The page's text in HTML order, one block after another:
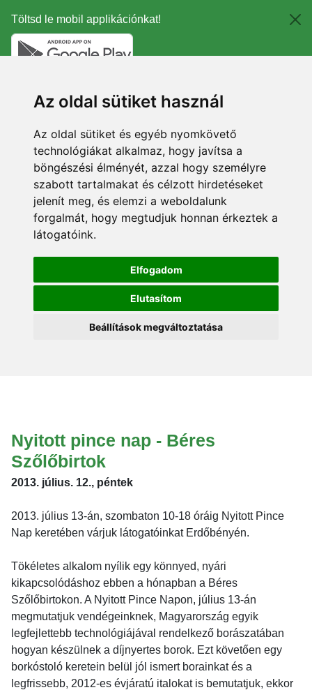
Töltsd le mobil applikációnkat!
Az oldal sütiket használ
Az oldal sütiket és egyéb nyomkövető
technológiákat alkalmaz, hogy javítsa a
böngészési élményét, azzal hogy személyre
szabott tartalmakat és célzott hirdetéseket
jelenít meg, és elemzi a weboldalunk
forgalmát, hogy megtudjuk honnan érkeztek a
látogatóink.
Elfogadom
Elutasítom
Beállítások megváltoztatása
Nyitott pince nap - Béres
Szőlőbirtok
2013. július. 12., péntek
2013. július 13-án, szombaton 10-18 óráig Nyitott Pince
Nap keretében várjuk látogatóinkat Erdőbényén.
Tökéletes alkalom nyílik egy könnyed, nyári
kikapcsolódáshoz ebben a hónapban a Béres
Szőlőbirtokon. A Nyitott Pince Napon, július 13-án
megmutatjuk vendégeinknek, Magyarország egyik
legfejlettebb technológiájával rendelkező borászatában
hogyan készülnek a díjnyertes borok. Ezt követően egy
borkóstoló keretein belül jól ismert borainkat és a
legfrissebb, 2012-es évjáratú italokat is bemutatjuk, ekkor